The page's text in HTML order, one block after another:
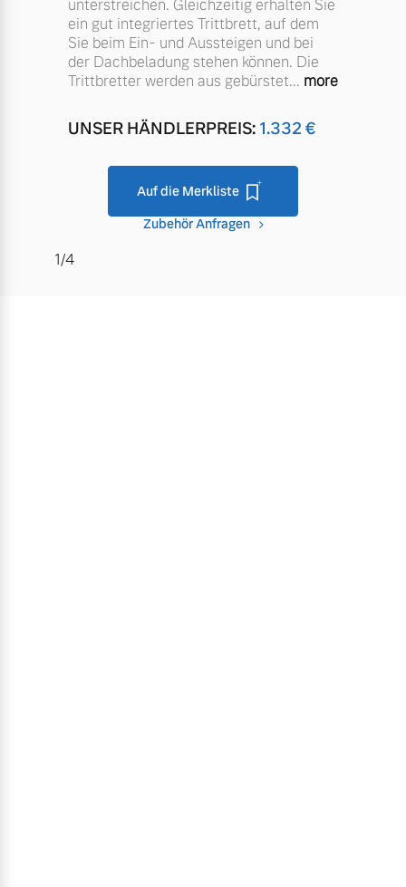
unterstreichen. Gleichzeitig erhalten Sie
ein gut integriertes Trittbrett, auf dem
Sie beim Ein- und Aussteigen und bei
der Dachbeladung stehen können. Die
Trittbretter werden aus gebürstet... more
UNSER HÄNDLERPREIS: 1.332 €
Auf die Merkliste
Zubehör Anfragen
1/4